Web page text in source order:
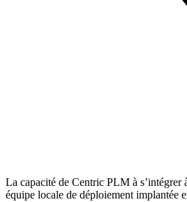
La capacité de Centric PLM à s’intégrer
équipe locale de déploiement implantée